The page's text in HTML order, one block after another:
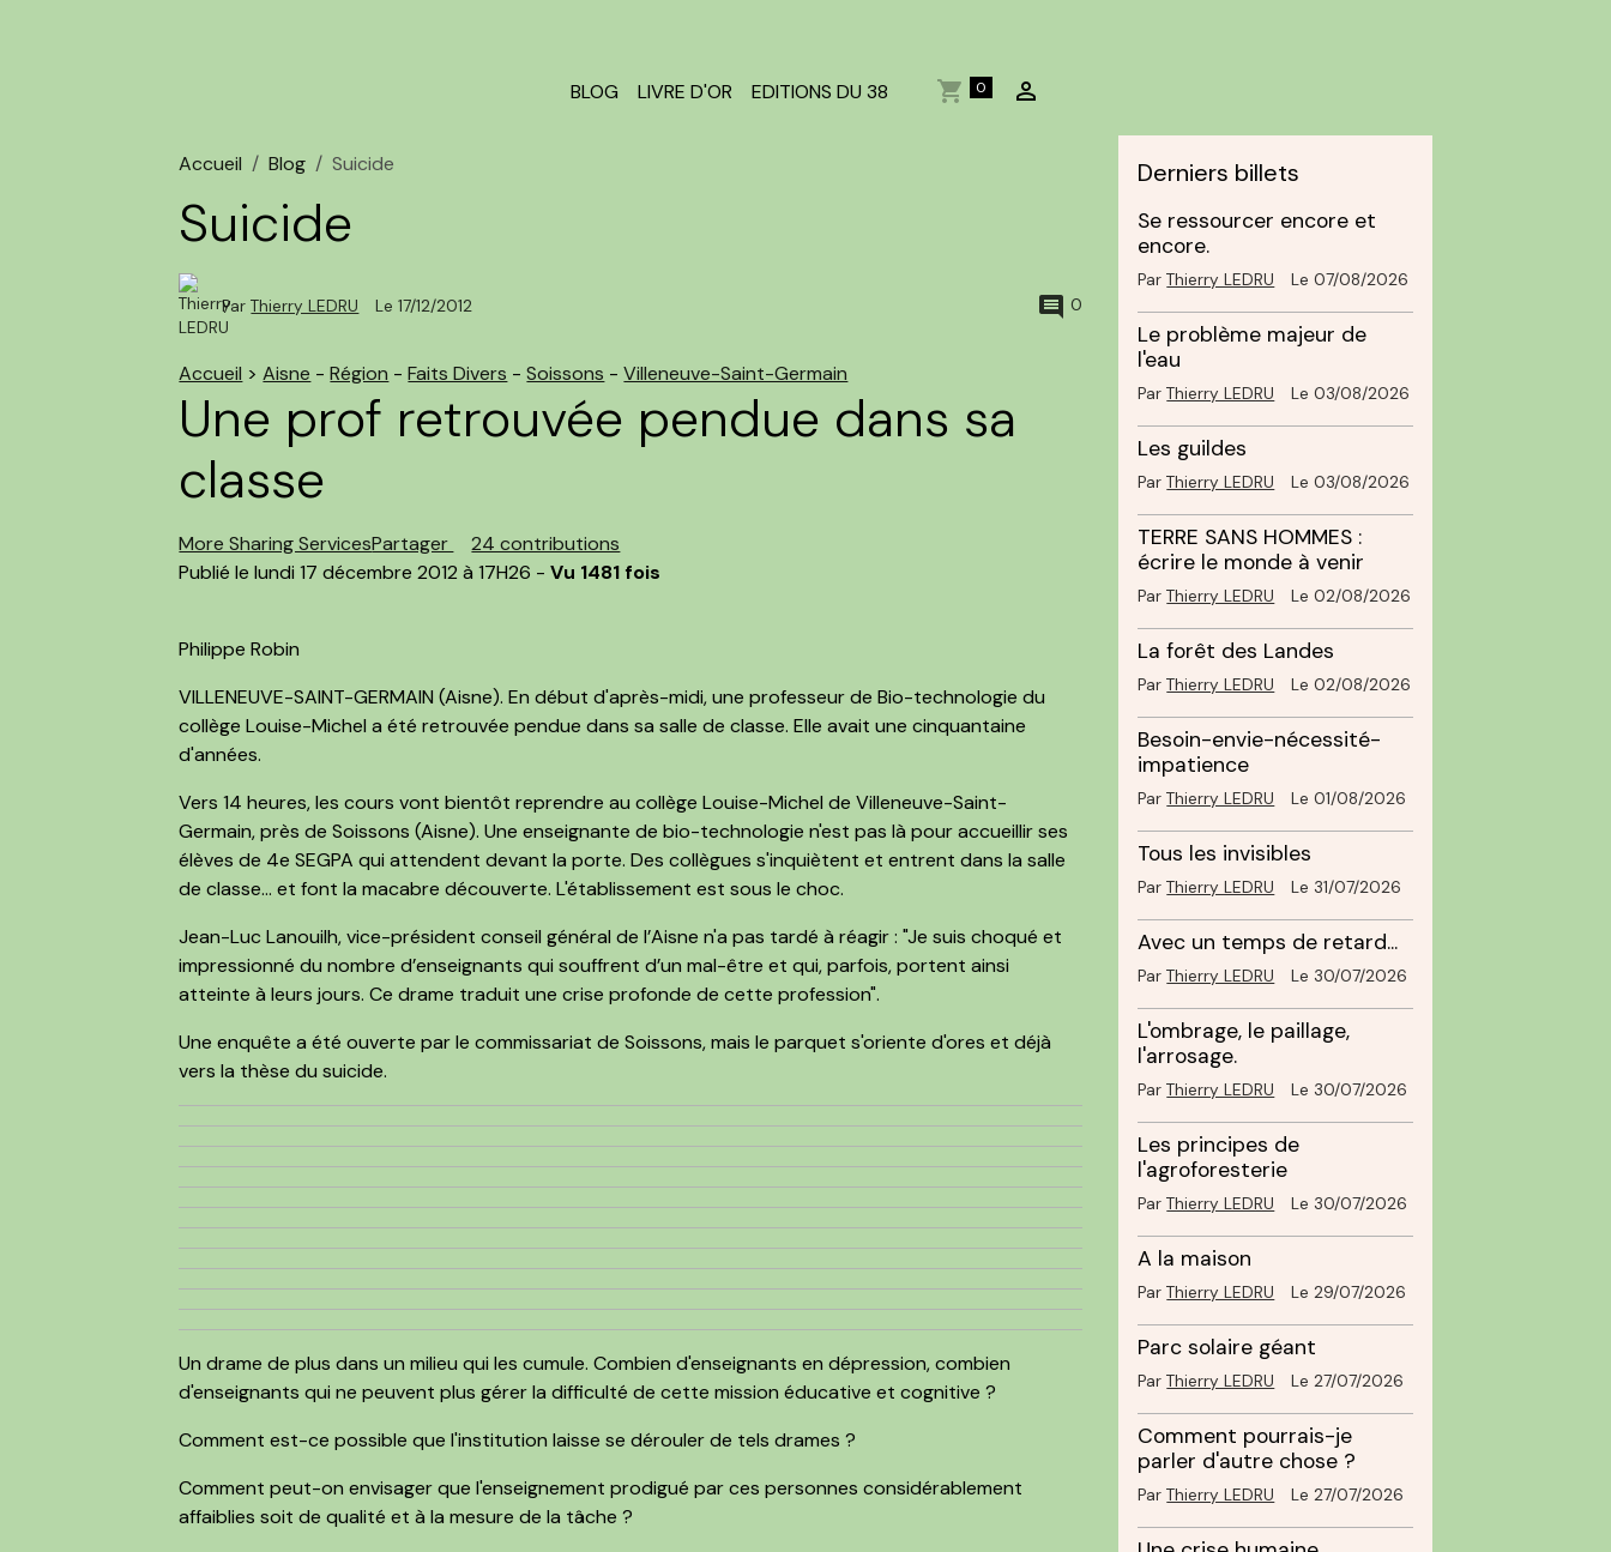
BLOG LIVRE D'OR EDITIONS DU 38 0
Accueil Blog Suicide
Suicide
ParThierry LEDRU Le 17/12/2012 0
Accueil >Aisne -Région -Faits Divers -Soissons -Villeneuve-Saint-Germain
Une prof retrouvée pendue dans sa
classe
More Sharing ServicesPartager
24 contributions
Publié le lundi 17 décembre 2012 à 17H26 -Vu 1481 fois
Philippe Robin
VILLENEUVE-SAINT-GERMAIN (Aisne). En début d'après-midi, une professeur de Bio-technologie du
collège Louise-Michel a été retrouvée pendue dans sa salle de classe. Elle avait une cinquantaine
d'années.
Vers 14 heures, les cours vont bientôt reprendre au collège Louise-Michel de Villeneuve-Saint-
Germain, près de Soissons (Aisne). Une enseignante de bio-technologie n'est pas là pour accueillir ses
élèves de 4e SEGPA qui attendent devant la porte. Des collègues s'inquiètent et entrent dans la salle
de classe... et font la macabre découverte. L'établissement est sous le choc.
Jean-Luc Lanouilh, vice-président conseil général de l’Aisne n'a pas tardé à réagir : "Je suis choqué et
impressionné du nombre d’enseignants qui souffrent d’un mal-être et qui, parfois, portent ainsi
atteinte à leurs jours. Ce drame traduit une crise profonde de cette profession".
Une enquête a été ouverte par le commissariat de Soissons, mais le parquet s'oriente d'ores et déjà
vers la thèse du suicide.
Un drame de plus dans un milieu qui les cumule. Combien d'enseignants en dépression, combien
d'enseignants qui ne peuvent plus gérer la difficulté de cette mission éducative et cognitive ?
Comment est-ce possible que l'institution laisse se dérouler de tels drames ?
Comment peut-on envisager que l'enseignement prodigué par ces personnes considérablement
affaiblies soit de qualité et à la mesure de la tâche ?
Derniers billets
Se ressourcer encore et
encore.
ParThierry LEDRU Le 07/08/2026
Le problème majeur de
l'eau
ParThierry LEDRU Le 03/08/2026
Les guildes
ParThierry LEDRU Le 03/08/2026
TERRE SANS HOMMES :
écrire le monde à venir
ParThierry LEDRU Le 02/08/2026
La forêt des Landes
ParThierry LEDRU Le 02/08/2026
Besoin-envie-nécessité-
impatience
ParThierry LEDRU Le 01/08/2026
Tous les invisibles
ParThierry LEDRU Le 31/07/2026
Avec un temps de retard...
ParThierry LEDRU Le 30/07/2026
L'ombrage, le paillage,
l'arrosage.
ParThierry LEDRU Le 30/07/2026
Les principes de
l'agroforesterie
ParThierry LEDRU Le 30/07/2026
A la maison
ParThierry LEDRU Le 29/07/2026
Parc solaire géant
ParThierry LEDRU Le 27/07/2026
Comment pourrais-je
parler d'autre chose ?
ParThierry LEDRU Le 27/07/2026